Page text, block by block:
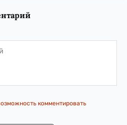
комментировать